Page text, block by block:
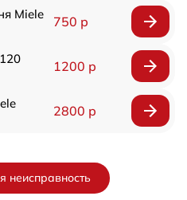
Miele
750 р
1200 р
2800 р
неисправность